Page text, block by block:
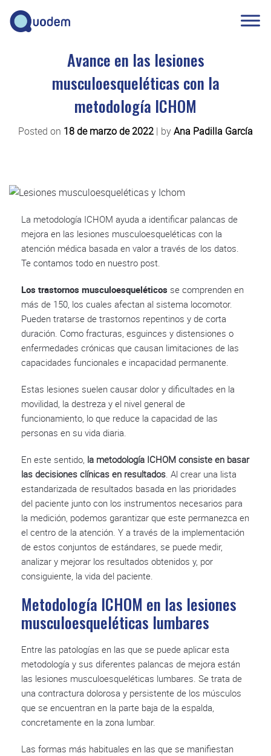
Avance en las lesiones
musculoesqueléticas con la
metodología ICHOM
Posted on 18 de marzo de 2022 | byAna Padilla García
La metodología ICHOM ayuda a identificar palancas de
mejora en las lesiones musculoesqueléticas con la
atención médica basada en valor a través de los datos.
Te contamos todo en nuestro post.
Los trastornos musculoesqueléticos se comprenden en
más de 150, los cuales afectan al sistema locomotor.
Pueden tratarse de trastornos repentinos y de corta
duración. Como fracturas, esguinces y distensiones o
enfermedades crónicas que causan limitaciones de las
capacidades funcionales e incapacidad permanente.
Estas lesiones suelen causar dolor y dificultades en la
movilidad, la destreza y el nivel general de
funcionamiento, lo que reduce la capacidad de las
personas en su vida diaria.
En este sentido, la metodología ICHOM consiste en basar
las decisiones clínicas en resultados . Al crear una lista
estandarizada de resultados basada en las prioridades
del paciente junto con los instrumentos necesarios para
la medición, podemos garantizar que este permanezca en
el centro de la atención. Y a través de la implementación
de estos conjuntos de estándares, se puede medir,
analizar y mejorar los resultados obtenidos y, por
consiguiente, la vida del paciente.
Metodología ICHOM en las lesiones
musculoesqueléticas lumbares
Entre las patologías en las que se puede aplicar esta
metodología y sus diferentes palancas de mejora están
las lesiones musculoesqueléticas lumbares. Se trata de
una contractura dolorosa y persistente de los músculos
que se encuentran en la parte baja de la espalda,
concretamente en la zona lumbar.
Las formas más habituales en las que se manifiestan